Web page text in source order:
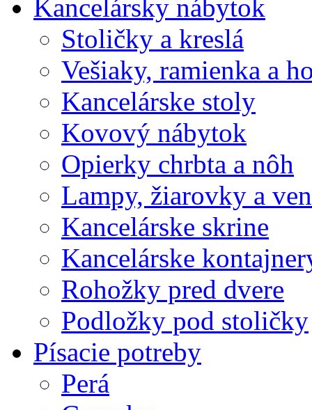
Kancelársky nábytok
Stoličky a kreslá
Vešiaky, ramienka a
Kancelárske stoly
Kovový nábytok
Opierky chrbta a nôh
Lampy, žiarovky a
Kancelárske skrine
Kancelárske
Rohožky pred dvere
Podložky pod stoličky
Písacie potreby
Perá